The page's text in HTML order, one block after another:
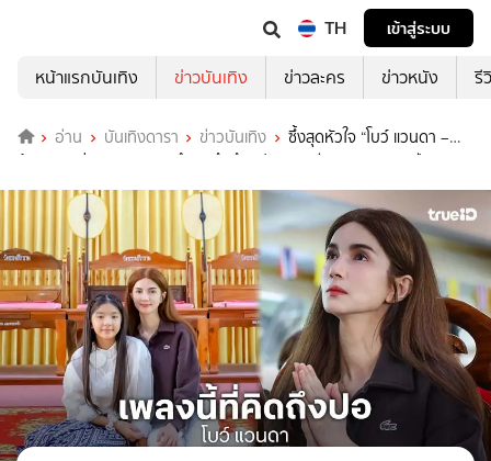
TH
เข้าสู่ระบบ
หน้าแรกบันเทิง
ข่าวบันเทิง ข่าวละคร ข่าวหนัง รี
อ่าน บันเทิงดารา ข่าวบันเทิง
ซึ้งสุดหัวใจ “โบว์ แวนดา –
น้องมะลิ” ส่งบทเพลงแทนคำคิดถึงถึง “ปอ ทฤษฎี” ครบรอบ 10 ปีการจาก